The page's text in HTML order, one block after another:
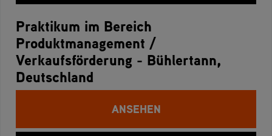
Praktikum im Bereich
Produktmanagement /
Verkaufsförderung - Bühlertann,
Deutschland
ANSEHEN